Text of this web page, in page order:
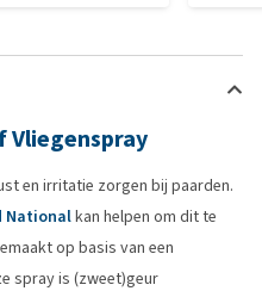
Vliegenspray
en irritatie zorgen bij paarden.
Nationalkan helpen om dit te
op basis van een
spray is (zweet)geur